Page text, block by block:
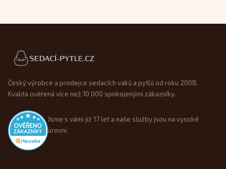
Patička webu
Český výrobce a prodejce sedacích vaků a pytlů od roku 2008.
Kvalita ověřená více než 10 000 spokojenými zákazníky.
Jsme s vámi již 17 let a naše služby jsou na vysoké
úrovni.